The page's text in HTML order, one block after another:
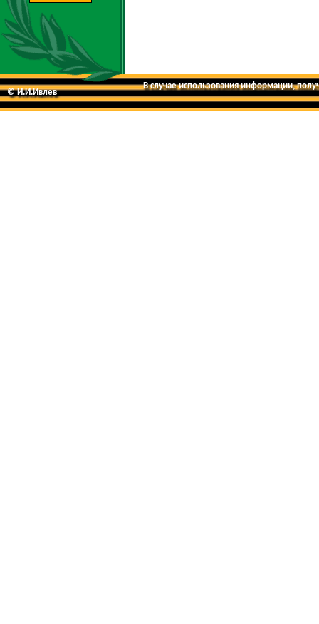
© И.И.Ивлев
В случае использования информации,